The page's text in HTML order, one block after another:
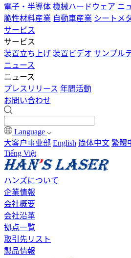
電子・半導体 機械ハードウェア ニ
脆性材料産業 自動車産業 シートメ
サービス
サービス
装置立ち上げ 装置ビデオ サンプル
ニュース
ニュース
プレスリリース 年間活動
お問い合わせ
Language
大客户事业部 English 简体中文 繁體
Tiếng Việt
ハンズについて
企業情報
会社概要
会社沿革
拠点一覧
取引先リスト
製品情報